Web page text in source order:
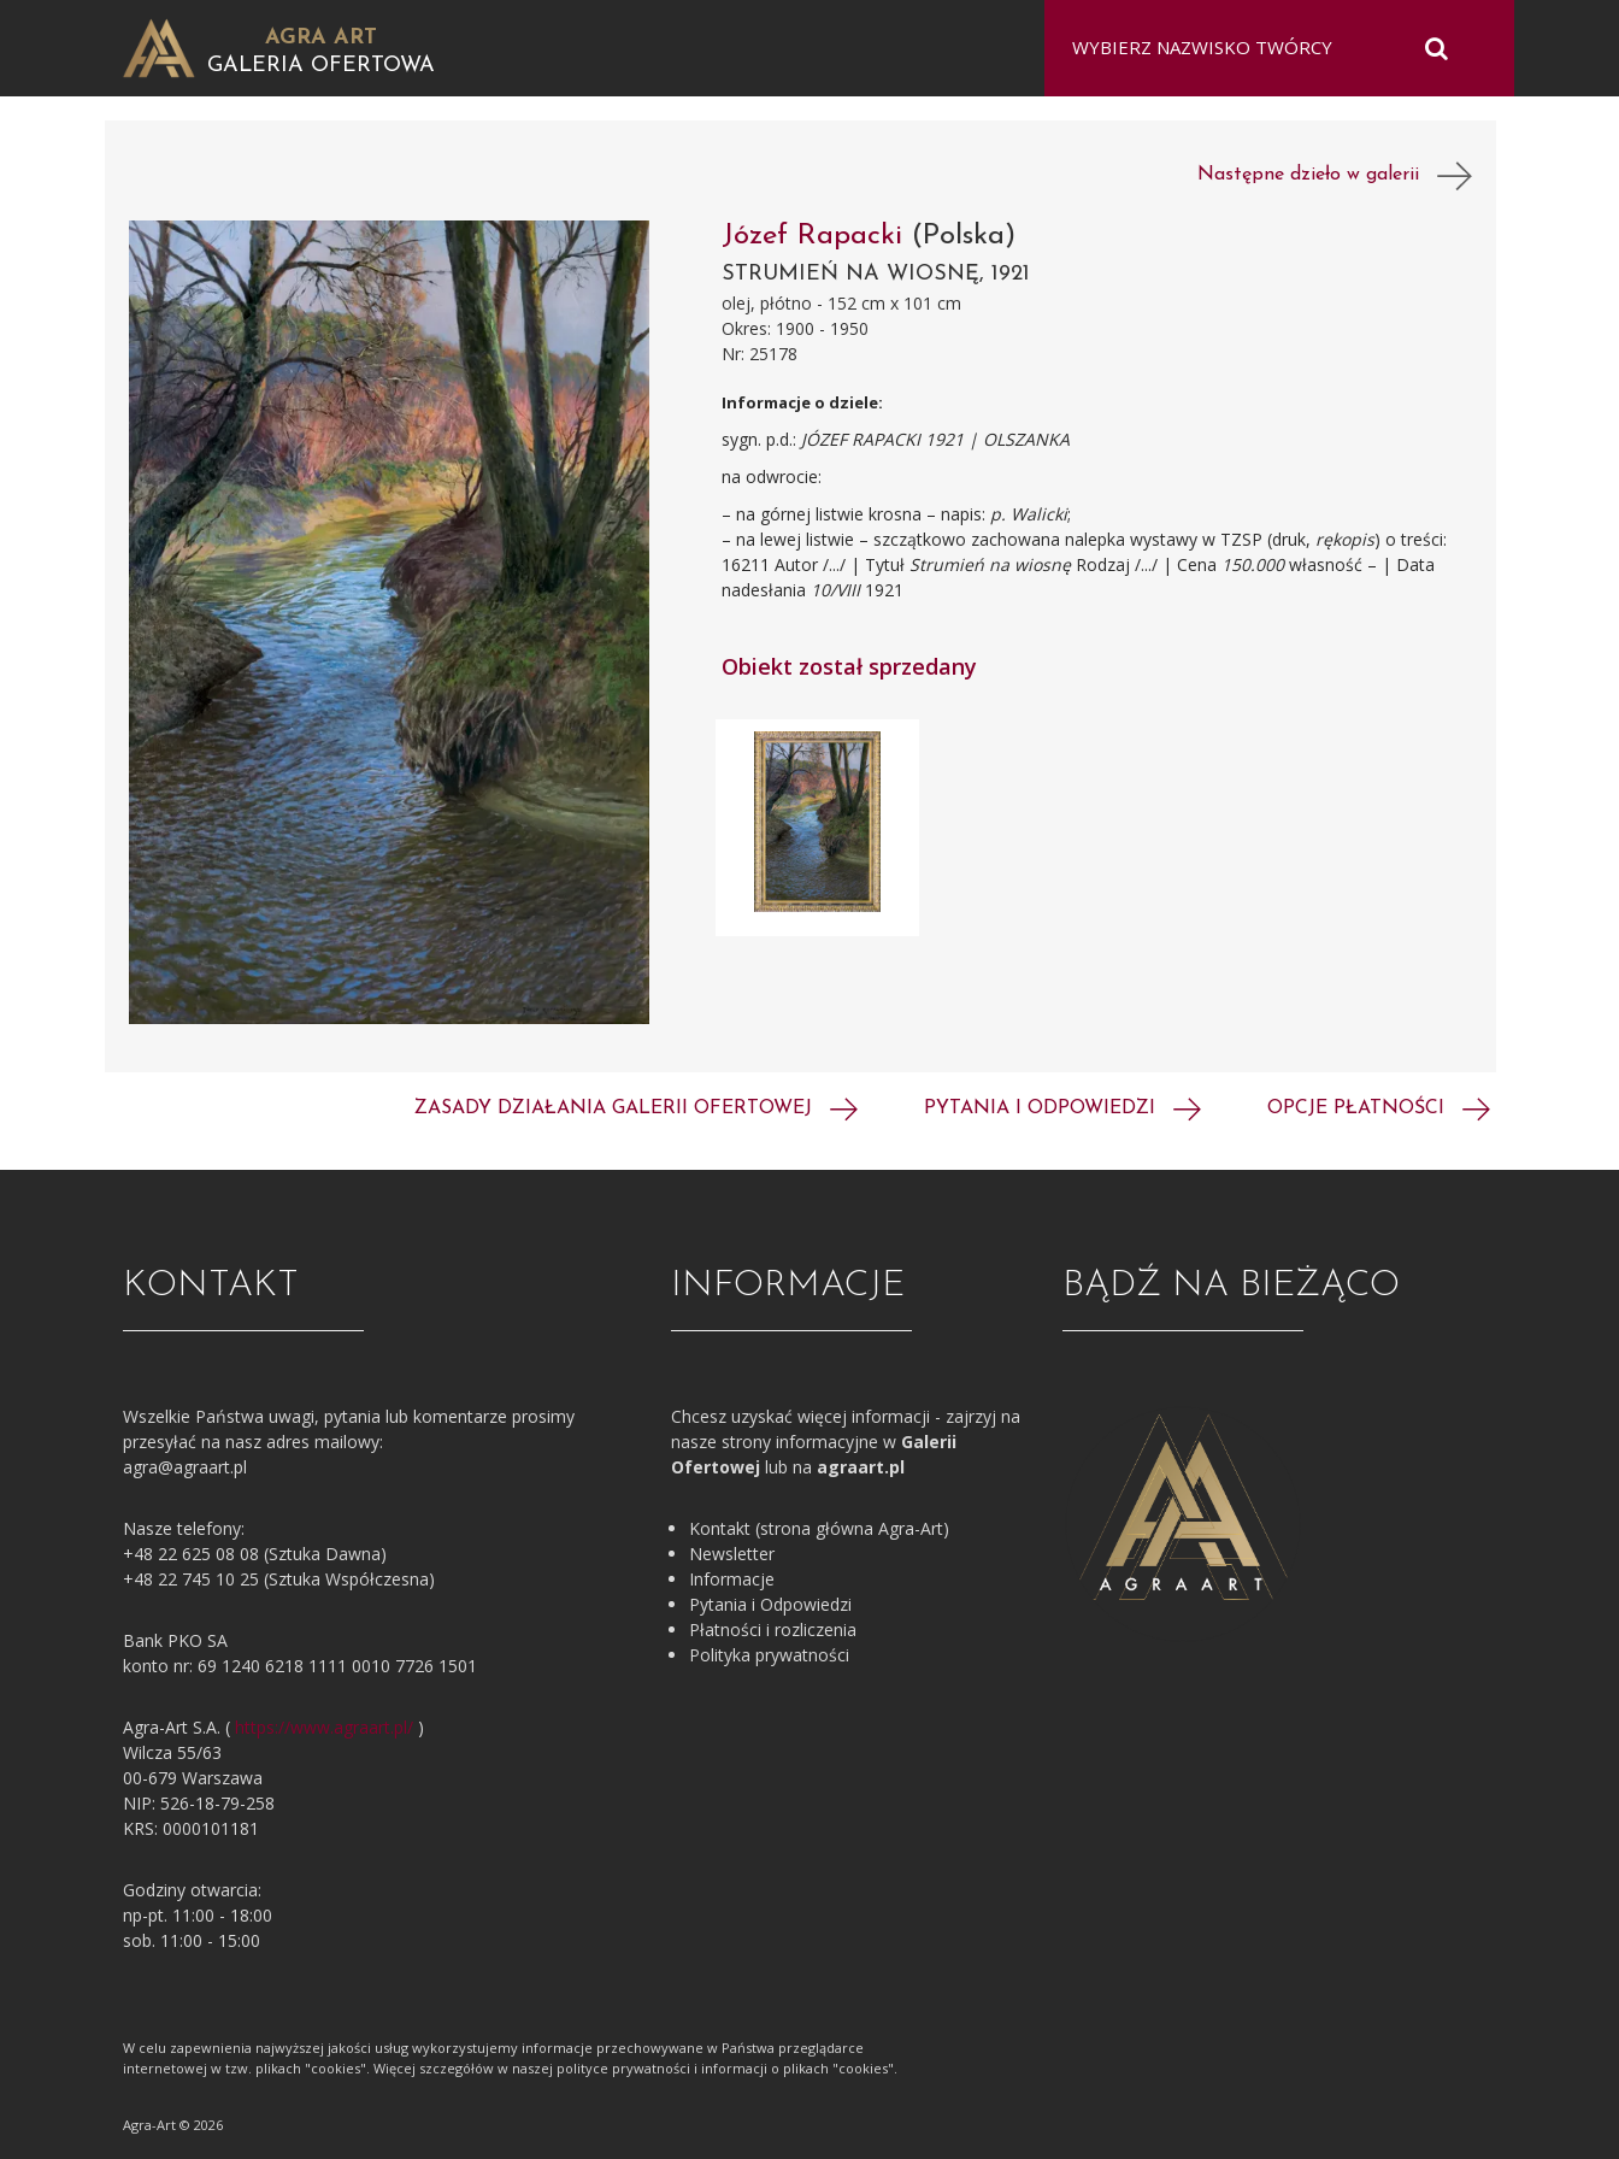
AGRA ART
GALERIA OFERTOWA
Następne dzieło w galerii
Józef Rapacki (Polska)
STRUMIEŃ NA WIOSNĘ, 1921
olej, płótno - 152 cm x 101 cm
Okres: 1900 - 1950
Nr: 25178
Informacje o dziele:
sygn. p.d.: JÓZEF RAPACKI 1921 | OLSZANKA
na odwrocie:
– na górnej listwie krosna – napis: p. Walicki;
– na lewej listwie – szczątkowo zachowana nalepka wystawy w TZSP (druk, rękopis) o treści:
16211 Autor /.../ | Tytuł Strumień na wiosnęRodzaj /.../ | Cena 150.000własność – | Data
nadesłania 10/VIII1921
Obiekt został sprzedany
ZASADY DZIAŁANIA GALERII OFERTOWEJ PYTANIA I ODPOWIEDZI OPCJE PŁATNOŚCI
BĄDŹ NA BIEŻĄCO
INFORMACJE
Chcesz uzyskać więcej informacji - zajrzyj na
nasze strony informacyjne w Galerii
Ofertowej lub na agraart.pl
Kontakt (strona główna Agra-Art)
Newsletter
Informacje
Pytania i Odpowiedzi
Płatności i rozliczenia
Polityka prywatności
KONTAKT
Wszelkie Państwa uwagi, pytania lub komentarze prosimy
przesyłać na nasz adres mailowy:
agra@agraart.pl
Nasze telefony:
+48 22 625 08 08 (Sztuka Dawna)
+48 22 745 10 25 (Sztuka Współczesna)
Bank PKO SA
konto nr: 69 1240 6218 1111 0010 7726 1501
Agra-Art S.A. ( https://www.agraart.pl/ )
Wilcza 55/63
00-679 Warszawa
NIP: 526-18-79-258
KRS: 0000101181
Godziny otwarcia:
np-pt. 11:00 - 18:00
sob. 11:00 - 15:00
W celu zapewnienia najwyższej jakości usług wykorzystujemy informacje przechowywane w Państwa przeglądarce
internetowej w tzw. plikach "cookies". Więcej szczegółów w naszej polityce prywatności i informacji o plikach "cookies".
Agra-Art © 2026